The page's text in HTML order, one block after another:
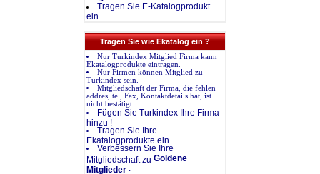
Tragen Sie E-Katalogprodukt
ein
Tragen Sie wie Ekatalog ein ?
Nur Turkindex Mitglied Firma kann
Ekatalogprodukte eintragen.
Nur Firmen können Mitglied zu
Turkindex sein.
Mitgliedschaft der Firma, die fehlen
addres, tel, Fax, Kontaktdetails hat, ist
nicht bestätigt
Fügen Sie Turkindex Ihre Firma
hinzu !
Tragen Sie Ihre
Ekatalogprodukte ein
Verbessern Sie Ihre
Mitgliedschaft zu Goldene
Mitglieder .